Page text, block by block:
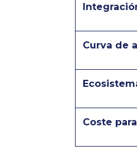
Curva de
Coste